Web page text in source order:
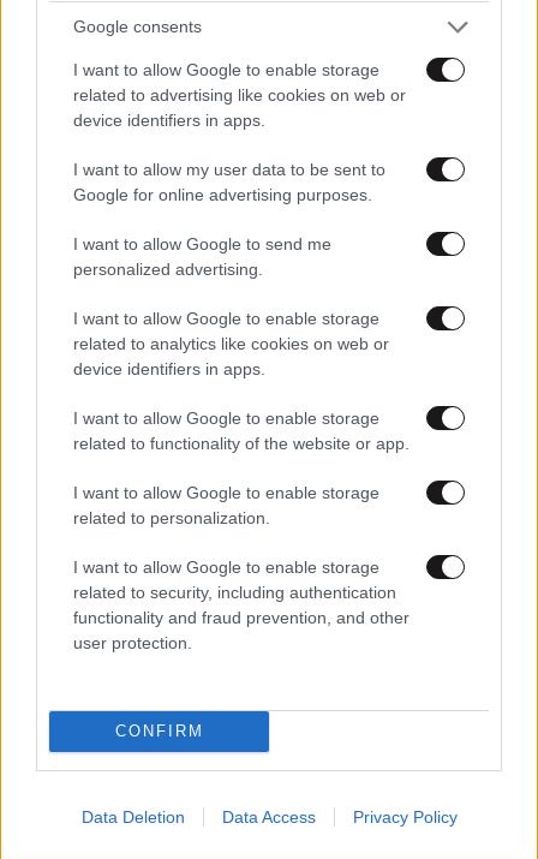
Google consents
I want to allow Google to enable storage
related to advertising like cookies on web or
device identifiers in apps.
I want to allow my user data to be sent to
Google for online advertising purposes.
I want to allow Google to send me
personalized advertising.
I want to allow Google to enable storage
related to analytics like cookies on web or
device identifiers in apps.
I want to allow Google to enable storage
related to functionality of the website or app.
I want to allow Google to enable storage
related to personalization.
I want to allow Google to enable storage
related to security, including authentication
functionality and fraud prevention, and other
user protection.
CONFIRM
Data Deletion Data Access Privacy Policy
ΣΧΌΛΙΑ ΑΝΑΓΝΩΣΤΏΝ
ΠΡΟΣΘΕΣΤΕ ΤΟ ΣΧΟΛΙΟ ΣΑΣ